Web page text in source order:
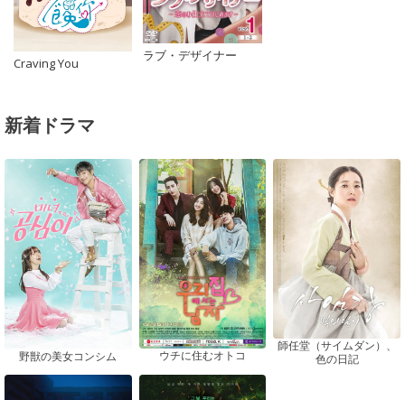
Craving You
ラブ・デザイナー
新着ドラマ
野獣の美女コンシム ウチに住むオトコ
師任堂（サイムダン）、
色の日記